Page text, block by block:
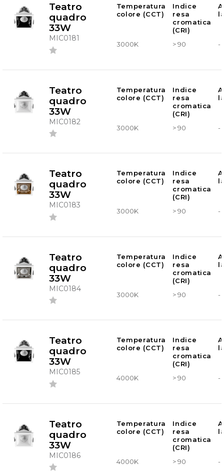
Teatro
quadro
33W
MIC0181
Temperatura
colore (CCT)
Indice
resa
cromatica
(CRI)
3000K > 90 -
Teatro
quadro
33W
MIC0182
Temperatura
colore (CCT)
Indice
resa
cromatica
(CRI)
3000K > 90 -
Teatro
quadro
33W
MIC0183
Temperatura
colore (CCT)
Indice
resa
cromatica
(CRI)
3000K > 90 -
Teatro
quadro
33W
MIC0184
Temperatura
colore (CCT)
Indice
resa
cromatica
(CRI)
3000K > 90 -
Teatro
quadro
33W
MIC0185
Temperatura
colore (CCT)
Indice
resa
cromatica
(CRI)
4000K > 90 -
Teatro
quadro
33W
MIC0186
Temperatura
colore (CCT)
Indice
resa
cromatica
(CRI)
4000K > 90 -